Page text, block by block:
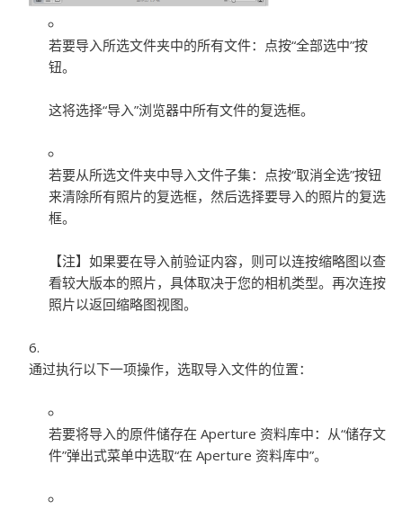
若要导入所选文件夹中的所有文件： 点按“全部选中”按
钮。
这将选择“导入”浏览器中所有文件的复选框。
若要从所选文件夹中导入文件子集： 点按“取消全选”按钮
来清除所有照片的复选框，然后选择要导入的照片的复选
框。
【注】 如果要在导入前验证内容，则可以连按缩略图以查
看较大版本的照片，具体取决于您的相机类型。再次连按
照片以返回缩略图视图。
通过执行以下一项操作，选取导入文件的位置：
若要将导入的原件储存在 Aperture 资料库中： 从“储存文
件”弹出式菜单中选取“在 Aperture 资料库中”。